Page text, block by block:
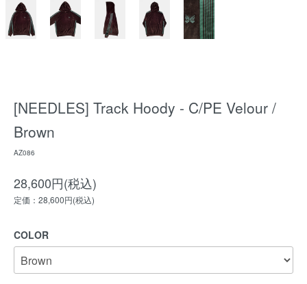
[NEEDLES] Track Hoody - C/PE Velour /
Brown
AZ086
28,600円(税込)
定価：28,600円(税込)
COLOR